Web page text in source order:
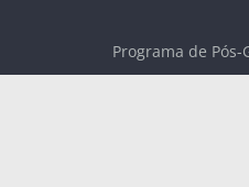
Programa de